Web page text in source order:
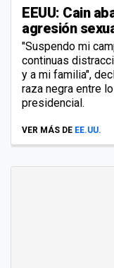
EEUU: Cain
agresión
"Suspendo mi
continuas
y a mi familia",
raza negra entre
presidencial.
VER MÁS DE EE.UU.